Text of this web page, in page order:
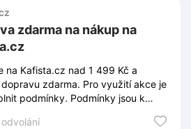
zdarma na nákup na
na Kafista.cz nad 1 499 Kč a
zdarma. Pro využití akce je
podmínky. Podmínky jsou k